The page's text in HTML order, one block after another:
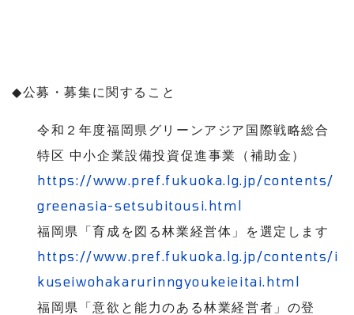
◆公募・募集に関すること
令和２年度福岡県グリーンアジア国際戦略総合
特区 中小企業設備投資促進事業（補助金）
https://www.pref.fukuoka.lg.jp/contents/
greenasia-setsubitousi.html
福岡県「育成を図る林業経営体」を選定します
https://www.pref.fukuoka.lg.jp/contents/i
kuseiwohakarurinngyoukeieitai.html
福岡県「意欲と能力のある林業経営者」の登